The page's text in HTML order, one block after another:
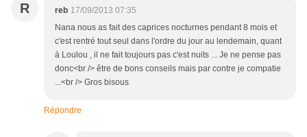
R reb 17/09/2013 07:35
Nana nous as fait des caprices nocturnes pendant 8 mois et
c'est rentré tout seul dans l'ordre du jour au lendemain, quant
à Loulou , il ne fait toujours pas c'est nuits ... Je ne pense pas
donc<br /> être de bons conseils mais par contre je compatie
...<br /> Gros bisous
Répondre